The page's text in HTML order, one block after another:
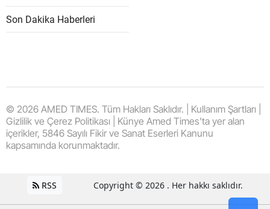
Son Dakika Haberleri
© 2026 AMED TIMES. Tüm Hakları Saklıdır. | Kullanım Şartları |
Gizlilik ve Çerez Politikası | Künye Amed Times'ta yer alan
içerikler, 5846 Sayılı Fikir ve Sanat Eserleri Kanunu
kapsamında korunmaktadır.
RSS Copyright © 2026 . Her hakkı saklıdır.